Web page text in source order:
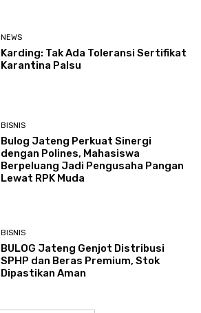
NEWS
Karding: Tak Ada Toleransi Sertifikat
Karantina Palsu
BISNIS
Bulog Jateng Perkuat Sinergi
dengan Polines, Mahasiswa
Berpeluang Jadi Pengusaha Pangan
Lewat RPK Muda
BISNIS
BULOG Jateng Genjot Distribusi
SPHP dan Beras Premium, Stok
Dipastikan Aman